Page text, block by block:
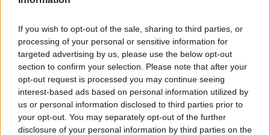
If you wish to opt-out of the sale, sharing to third parties, or
processing of your personal or sensitive information for
targeted advertising by us, please use the below opt-out
section to confirm your selection. Please note that after your
opt-out request is processed you may continue seeing
interest-based ads based on personal information utilized by
us or personal information disclosed to third parties prior to
your opt-out. You may separately opt-out of the further
disclosure of your personal information by third parties on the
PERL, VÁRADI ÉS TANOH DEZ IS OTT VAN A FÉRFI
KERETÉBEN
Észtország, Szlovénia és Svédország következik.
Szólj hozzá!